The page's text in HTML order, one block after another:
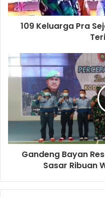
109 Keluarga Pra
Gandeng Bayan
Sasar Ribuan